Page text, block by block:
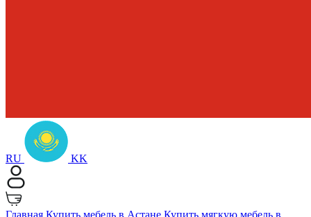
RU KK
Главная Купить мебель в Астане Купить мягкую мебель в